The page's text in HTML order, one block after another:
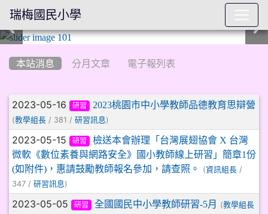
本站消息 分月文章 電子報列表
文章列表
2023-05-16 研習 2023桃園市中小學教師品德教育思辯營
(教學組長 / 381 / 研習訊息 )
2023-05-15 研習
檢送本會辦理「台灣展翅協會 X 台灣
微軟《數位素養與網路安全》國小教師線上研習」簡章1份
(如附件)，惠請鼓勵教師報名參加，請查照。
(資訊組長 /
347 / 研習訊息 )
2023-05-05 研習 全國國民中小學教師研習-5月 (教學組長
瑞梅國民小學